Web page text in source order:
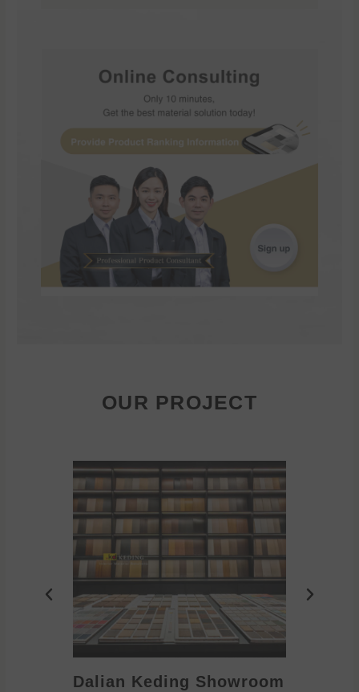
OUR PROJECT
Dalian Keding Showroom